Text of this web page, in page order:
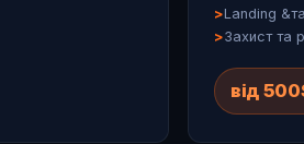
Landing
Захист та
від